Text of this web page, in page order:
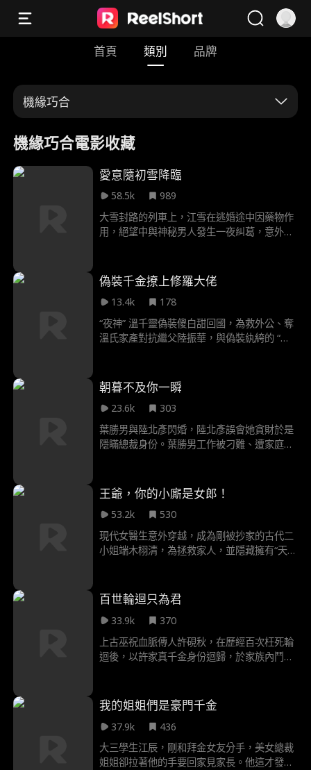
首頁 類別 品牌
機緣巧合
機緣巧合電影收藏
愛意隨初雪降臨
58.5k
989
大雪封路的列車上，江雪在逃婚途中因藥物作
用，絕望中與神秘男人發生一夜糾葛，意外懷
梁家家主樑寒，正是那一夜與她纏綿的男人。
梁寒因誤診自認天生絕嗣，在禁慾與渴望的修
羅場中，以大哥的身份畫地為牢，始終深情隱
忍暗中為江雪鋪路。這場始於初雪的緣分，是
他哪怕違背神佛、打破戒律也要守護的宿命。
消雪融、想要獨佔的私心。
偽裝千金撩上修羅大佬
13.4k
178
“夜神” 溫千靈偽裝傻白甜回國，為救外公、奪
溫氏家產對抗繼父陸振華，與偽裝紈絝的 “阿
人、奪回產業、收穫愛情。
朝暮不及你一瞬
23.6k
303
葉勝男與陸北彥閃婚，陸北彥誤會她貪財於是
隱瞞總裁身份。葉勝男工作被刁難、遭家庭算
大白，陸北彥求婚，兩人幸福開啟新生活。
王爺，你的小廝是女郎！
53.2k
530
現代女醫生意外穿越，成為剛被抄家的古代二
小姐端木栩清，為拯救家人，並隱藏擁有“天香
金手指，屢屢在危難中救人，靖王對這個“小
廝”暗生情愫，卻因性別認知陷入掙扎。端木栩
清的身份暴露後，她與靖王坦誠相對，二人攜
手破除重重危機，成就一段跨越時空的奇幻姻
緣。
百世輪迴只為君
33.9k
370
上古巫祝血脈傳人許硯秋，在歷經百次枉死輪
迴後，以許家真千金身份迴歸，於家族內鬥、
許硯秋初歸許家，便因自帶的封建時代規矩感
顯 “老頑固” 反差，卻憑玄學能力震懾下人。面
對假千金許思蘅與弟弟許言琛的排擠，她破掉
“香爐咒” 獲祖父初步信任，還因幫派火拼與玄
武盟少幫主白靳梟意外邂逅，為其卜卦預警，
我的姐姐們是豪門千金
37.9k
436
大三學生江辰，剛和拜金女友分手，美女總裁
姐姐卻拉著他的手要回家見家長。他這才發